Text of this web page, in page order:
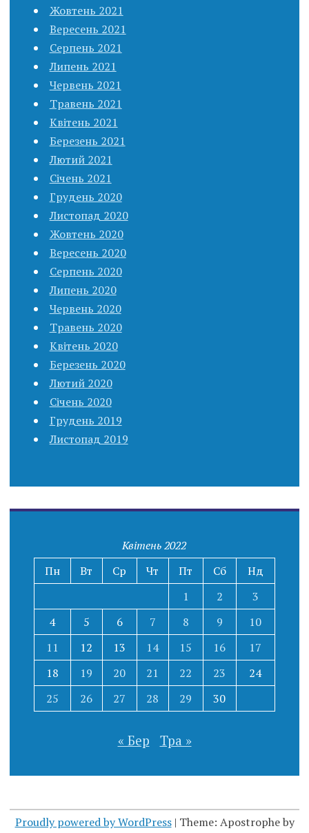
Жовтень 2021
Вересень 2021
Серпень 2021
Липень 2021
Червень 2021
Травень 2021
Квітень 2021
Березень 2021
Лютий 2021
Січень 2021
Грудень 2020
Листопад 2020
Жовтень 2020
Вересень 2020
Серпень 2020
Липень 2020
Червень 2020
Травень 2020
Квітень 2020
Березень 2020
Лютий 2020
Січень 2020
Грудень 2019
Листопад 2019
Квітень 2022
Пн
Вт Ср Чт Пт Сб
Нд
1
2
3
4
5 6 7 8 9
10
11
12 13 14 15 16
17
18
19 20 21 22 23
24
25
26 27 28 29 30
« Бер Тра »
Proudly powered by WordPress | Theme: Apostrophe by